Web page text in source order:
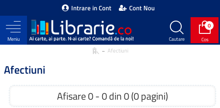
Intrare in Cont Cont Nou
0
Afectiuni
Afectiuni
Afisare 0 - 0 din 0 (0 pagini)